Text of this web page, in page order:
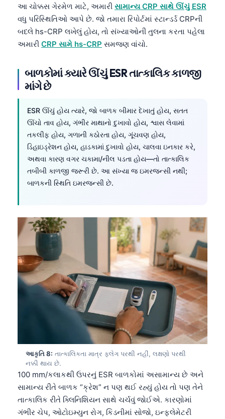
આ ચોક્કસ ગેરમેળ માટે, અમારી સામાન્ય CRP સાથે ઊંચું ESR
વધુ પરિસ્થિતિઓ આપે છે. જો તમારા રિપોર્ટમાં સ્ટાન્ડર્ડ CRPની
બદલે hs-CRP લખેલું હોય, તો સંખ્યાઓની તુલના કરતા પહેલા
અમારી CRP સામે hs-CRP સમજણ વાંચો.
બાળકોમાં ક્યારે ઊંચું ESR તાત્કાલિક કાળજી
માંગે છે
ESR ઊંચું હોય ત્યારે, જો બાળક બીમાર દેખાતું હોય, સતત
ઊંચો તાવ હોય, ગંભીર માથાનો દુખાવો હોય, શ્વાસ લેવામાં
તકલીફ હોય, ગળાની કઠોરતા હોય, ગૂંચવણ હોય,
ડિહાઇડ્રેશન હોય, હાડકામાં દુખાવો હોય, ચાલવા ઇનકાર કરે,
અથવા કારણ વગર ચકામા/નીલ પડતા હોય—તો તાત્કાલિક
તબીબી કાળજી જરૂરી છે. આ સંખ્યા જ ઇમરજન્સી નથી;
બાળકની સ્થિતિ ઇમરજન્સી છે.
આકૃતિ 8: તાત્કાલિકતા માત્ર ફ્લેગ પરથી નહીં, લક્ષણો પરથી
નક્કી થાય છે.
100 mm/કલાકથી ઉપરનું ESR બાળકોમાં અસામાન્ય છે અને
સામાન્ય રીતે બાળક “ક્રેશ” ન પણ થઈ રહ્યું હોય તો પણ તેને
તાત્કાલિક રીતે ક્લિનિશિયન સાથે ચર્ચવું જોઈએ. કારણોમાં
ગંભીર ચેપ, ઓટોઇમ્યુન રોગ, કિડનીમાં સોજો, ઇન્ફ્લેમેટરી
Српски језик
Svenska
Bosanski
Azərbaycan dili
ქართული
Русский
Lietuvių kalba
Polski
한국어
Shqip
اردو
मराठी
తెలుగు
ಕನ್ನಡ
മലയാളം
Bahasa Melayu
Tiếng Việt
Tagalog